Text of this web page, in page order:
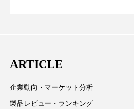
デジタルデトックス
ARTICLE
企業動向・マーケット分析
製品レビュー・ランキング